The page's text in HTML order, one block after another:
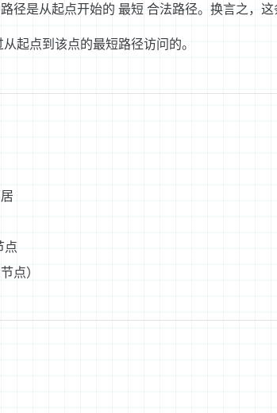
径是从起点开始的 最短 合法路径。换言之，这
起点到该点的最短路径访问的。
点
点）